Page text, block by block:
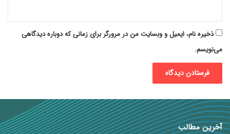
ذخیره نام، ایمیل و وبسایت من در مرورگر برای زمانی که دوباره دیدگاهی
می‌نویسم.
آخرین مطالب